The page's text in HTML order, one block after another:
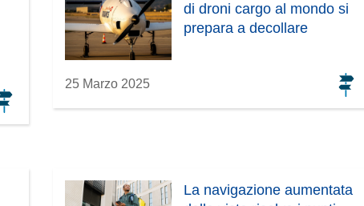
di droni cargo al mondo si
prepara a decollare
25 Marzo 2025
La navigazione aumentata